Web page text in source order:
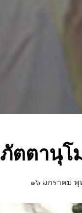
ภัตตานุโ
๑๖ มกราคม